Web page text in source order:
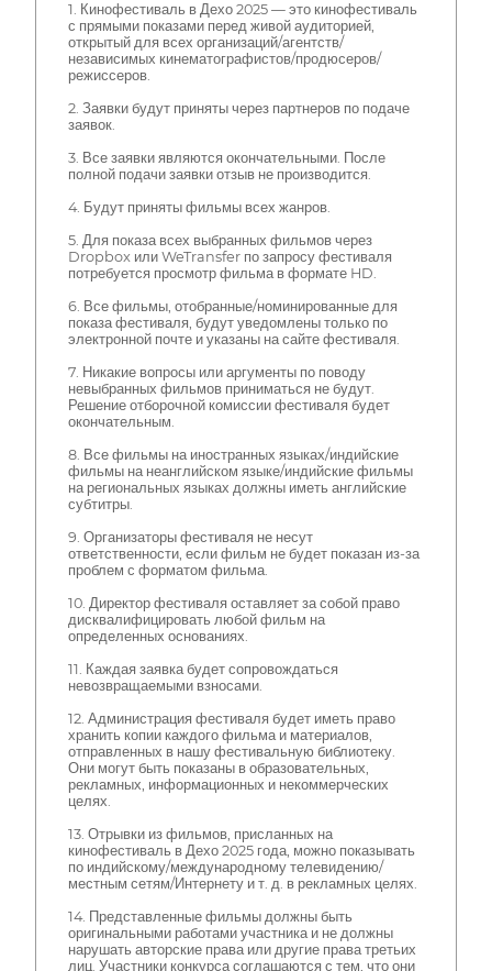
1. Кинофестиваль в Дехо 2025 — это кинофестиваль
с прямыми показами перед живой аудиторией,
открытый для всех организаций/агентств/
независимых кинематографистов/продюсеров/
режиссеров.
2. Заявки будут приняты через партнеров по подаче
заявок.
3. Все заявки являются окончательными. После
полной подачи заявки отзыв не производится.
4. Будут приняты фильмы всех жанров.
5. Для показа всех выбранных фильмов через
Dropbox или WeTransfer по запросу фестиваля
потребуется просмотр фильма в формате HD.
6. Все фильмы, отобранные/номинированные для
показа фестиваля, будут уведомлены только по
электронной почте и указаны на сайте фестиваля.
7. Никакие вопросы или аргументы по поводу
невыбранных фильмов приниматься не будут.
Решение отборочной комиссии фестиваля будет
окончательным.
8. Все фильмы на иностранных языках/индийские
фильмы на неанглийском языке/индийские фильмы
на региональных языках должны иметь английские
субтитры.
9. Организаторы фестиваля не несут
ответственности, если фильм не будет показан из-за
проблем с форматом фильма.
10. Директор фестиваля оставляет за собой право
дисквалифицировать любой фильм на
определенных основаниях.
11. Каждая заявка будет сопровождаться
невозвращаемыми взносами.
12. Администрация фестиваля будет иметь право
хранить копии каждого фильма и материалов,
отправленных в нашу фестивальную библиотеку.
Они могут быть показаны в образовательных,
рекламных, информационных и некоммерческих
целях.
13. Отрывки из фильмов, присланных на
кинофестиваль в Дехо 2025 года, можно показывать
по индийскому/международному телевидению/
местным сетям/Интернету и т. д. в рекламных целях.
14. Представленные фильмы должны быть
оригинальными работами участника и не должны
нарушать авторские права или другие права третьих
лиц. Участники конкурса соглашаются с тем, что они